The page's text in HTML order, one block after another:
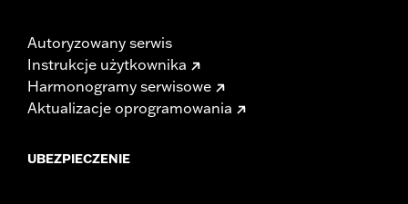
Autoryzowany serwis
Instrukcje użytkownika
Harmonogramy serwisowe
Aktualizacje oprogramowania
UBEZPIECZENIE